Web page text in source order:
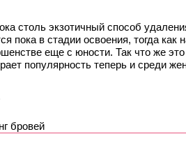
столь экзотичный способ
пока в стадии освоения, тогда
еще с юности. Так что же
популярность теперь и среди